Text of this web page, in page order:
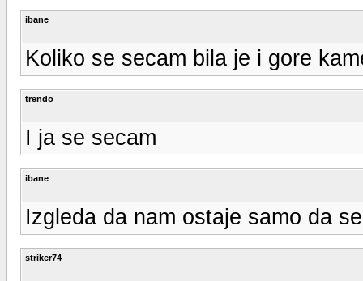
ibane
Koliko se secam bila je i gore
trendo
I ja se secam
ibane
Izgleda da nam ostaje samo da
striker74